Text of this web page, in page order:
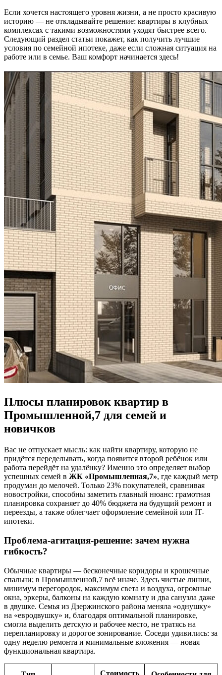
Если хочется настоящего уровня жизни, а не просто красивую
историю — не откладывайте решение: квартиры в клубных
комплексах с такими возможностями уходят быстрее всего.
Следующий раздел статьи покажет, как получить лучшие
условия по семейной ипотеке, даже если сложная ситуация на
работе или в семье. Ваш комфорт начинается здесь!
Плюсы планировок квартир в
Промышленной,7 для семей и
новичков
Вас не отпускает мысль: как найти квартиру, которую не
придётся переделывать, когда появится второй ребёнок или
работа перейдёт на удалёнку? Именно это определяет выбор
успешных семей в ЖК «Промышленная,7», где каждый метр
продуман до мелочей. Только 23% покупателей, сравнивая
новостройки, способны заметить главный нюанс: грамотная
планировка сохраняет до 40% бюджета на будущий ремонт и
переезды, а также облегчает оформление семейной или IT-
ипотеки.
Проблема-агитация-решение: зачем нужна
гибкость?
Обычные квартиры — бесконечные коридоры и крошечные
спальни; в Промышленной,7 всё иначе. Здесь чистые линии,
минимум перегородок, максимум света и воздуха, огромные
окна, эркеры, балконы на каждую комнату и два санузла даже
в двушке. Семья из Дзержинского района меняла «однушку»
на «евродвушку» и, благодаря оптимальной планировке,
смогла выделить детскую и рабочее место, не тратясь на
перепланировку и дорогое зонирование. Соседи удивились: за
одну неделю ремонта и минимальные вложения — новая
функциональная квартира.
Стоимость